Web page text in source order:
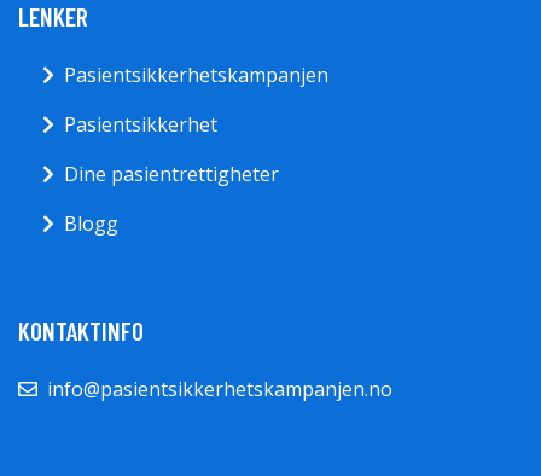
LENKER
Pasientsikkerhetskampanjen
Pasientsikkerhet
Dine pasientrettigheter
Blogg
KONTAKTINFO
info@pasientsikkerhetskampanjen.no